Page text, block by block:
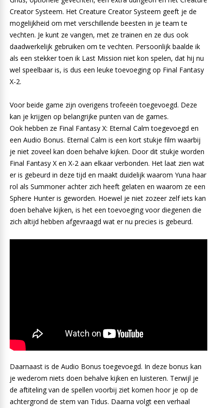
Creator Systeem. Het Creature Creator Systeem geeft je de
mogelijkheid om met verschillende beesten in je team te
vechten. Je kunt ze vangen, met ze trainen en ze dus ook
daadwerkelijk gebruiken om te vechten. Persoonlijk baalde ik
als een stekker toen ik Last Mission niet kon spelen, dat hij nu
wel speelbaar is, is dus een leuke toevoeging op Final Fantasy
X-2.
Voor beide game zijn overigens trofeeën toegevoegd. Deze
kan je krijgen op belangrijke punten van de games.
Ook hebben ze Final Fantasy X: Eternal Calm toegevoegd en
een Audio Bonus. Eternal Calm is een kort stukje film waarbij
je niet zoveel kan doen behalve kijken. Door dit stukje worden
Final Fantasy X en X-2 aan elkaar verbonden. Het laat zien wat
er is gebeurd in deze tijd en maakt duidelijk waarom Yuna haar
rol als Summoner achter zich heeft gelaten en waarom ze een
Sphere Hunter is geworden. Hoewel je niet zozeer zelf iets kan
doen behalve kijken, is het een toevoeging voor diegenen die
zich altijd hebben afgevraagd wat er nu precies is gebeurd.
Daarnaast is de Audio Bonus toegevoegd. In deze bonus kan
je wederom niets doen behalve kijken en luisteren. Terwijl je
de aftiteling van de spellen voorbij ziet komen hoor je op de
achtergrond de stem van Tidus. Daarna volgt een verhaal